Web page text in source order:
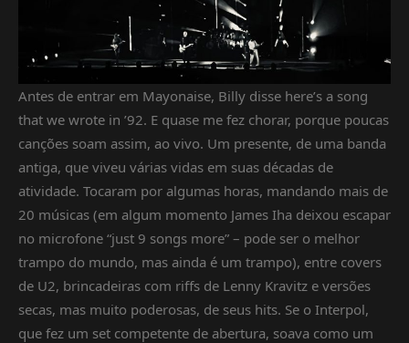
Antes de entrar em Mayonaise, Billy disse here’s a song
that we wrote in ’92. E quase me fez chorar, porque poucas
canções soam assim, ao vivo. Um presente, de uma banda
antiga, que viveu várias vidas em suas décadas de
atividade. Tocaram por algumas horas, mandando mais de
20 músicas (em algum momento James Iha deixou escapar
no microfone “just 9 songs more” – pode ser o melhor
trampo do mundo, mas ainda é um trampo), entre covers
de U2, brincadeiras com riffs de Lenny Kravitz e versões
secas, mas muito poderosas, de seus hits. Se o Interpol,
que fez um set competente de abertura, soava como um